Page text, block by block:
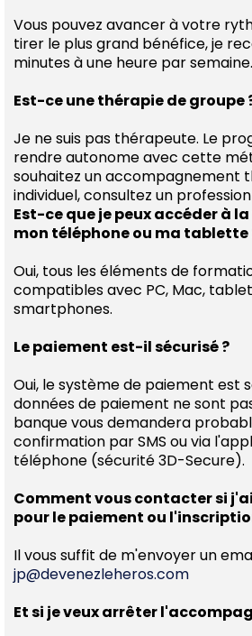
Vous pouvez avancer à votre
tirer le plus grand bénéfice, je
minutes à une heure par semaine.
Est-ce une thérapie de groupe
Je ne suis pas thérapeute. Le
rendre autonome avec cette
souhaitez un accompagnement
individuel, consultez un
Est-ce que je peux accéder à
mon téléphone ou ma tablette
Oui, tous les éléments de
compatibles avec PC, Mac,
smartphones.
Le paiement est-il sécurisé ?
Oui, le système de paiement est
données de paiement ne sont
banque vous demandera
confirmation par SMS ou via
téléphone (sécurité 3D-Secure).
Comment vous contacter si
pour le paiement ou
Il vous suffit de m'envoyer un
jp@devenezleheros.com
Et si je veux arrêter